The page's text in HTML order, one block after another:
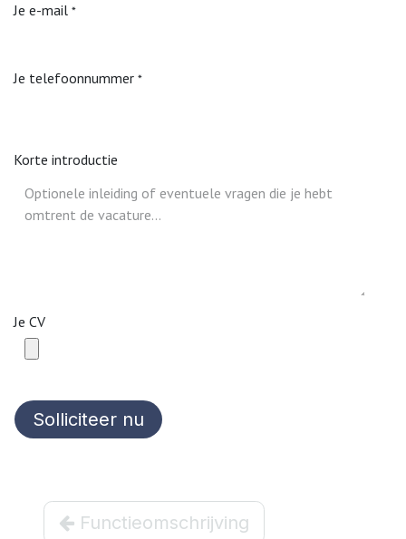
Je e-mail *
Je telefoonnummer *
Korte introductie
Je CV
Functieomschrijving